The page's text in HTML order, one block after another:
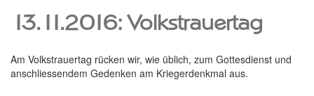
13.11.2016: Volkstrauertag
Am Volkstrauertag rücken wir, wie üblich, zum Gottesdienst und
anschliessendem Gedenken am Kriegerdenkmal aus.